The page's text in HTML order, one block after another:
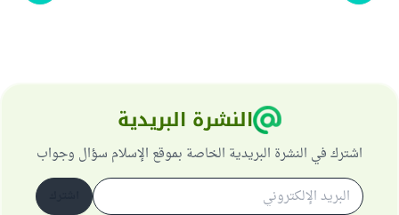
النشرة البريدية
اشترك في النشرة البريدية الخاصة بموقع الإسلام سؤال وجواب